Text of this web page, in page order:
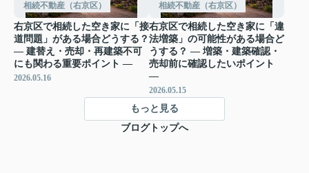
相続不動産（右京区）
右京区で相続した空き家に「接
道問題」がある場合どうする？
― 建替え・売却・再建築不可
にも関わる重要ポイント ―
2026.05.16
相続不動産（右京区）
右京区で相続した空き家に「違
法増築」の可能性がある場合ど
うする？ ― 増築・建築確認・
売却前に確認したいポイント
―
2026.05.15
もっと見る
ブログトップへ